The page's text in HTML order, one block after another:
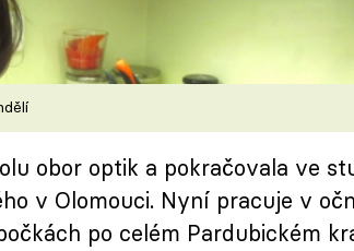
obor optik a pokračovala ve
v Olomouci. Nyní pracuje v
po celém Pardubickém